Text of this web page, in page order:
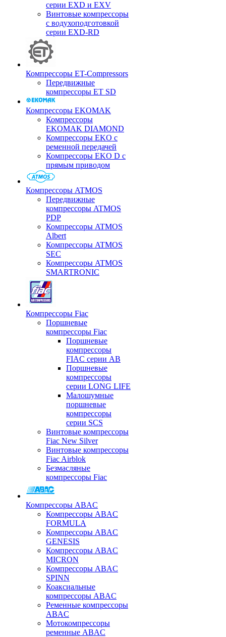
серии EXD и EXV
Винтовые компрессоры
с водухоподготовкой
серии EXD-RD
Компрессоры ET-Compressors
Передвижные
компрессоры ET SD
Компрессоры EKOMAK
Компрессоры
EKOMAK DIAMOND
Компрессоры EKO c
ременной передачей
Компрессоры EKO D с
прямым приводом
Компрессоры ATMOS
Передвижные
компрессоры ATMOS
PDP
Компрессоры ATMOS
Albert
Компрессоры ATMOS
SEC
Компрессоры ATMOS
SMARTRONIC
Компрессоры Fiac
Поршневые
компрессоры Fiac
Поршневые
компрессоры
FIAC серии AB
Поршневые
компрессоры
серии LONG LIFE
Малошумные
поршневые
компрессоры
серии SCS
Винтовые компрессоры
Fiac New Silver
Винтовые компрессоры
Fiac Airblok
Безмасляные
компрессоры Fiac
Компрессоры ABAC
Компрессоры ABAC
FORMULA
Компрессоры ABAC
GENESIS
Компрессоры ABAC
MICRON
Компрессоры ABAC
SPINN
Коаксиальные
компрессоры ABAC
Ременные компрессоры
ABAC
Мотокомпрессоры
ременные ABAC